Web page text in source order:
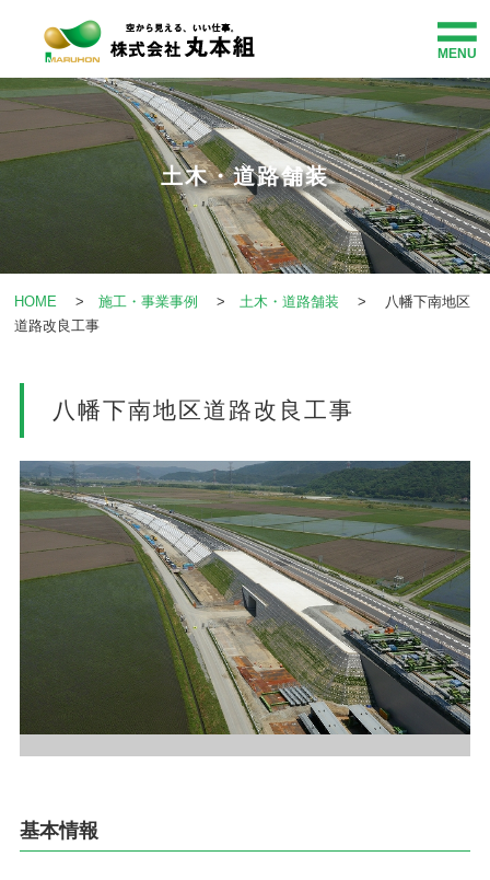
MENU
HOME
事業紹介
施工・事業事例
お知らせ
採用情報
お問い合わせ
プライバシーポリシー
社員行動規範
ご利用規約
サイトマップ
土木・道路舗装
HOME >施工・事業事例 >土木・道路舗装 > 八幡下南地区
道路改良工事
八幡下南地区道路改良工事
基本情報